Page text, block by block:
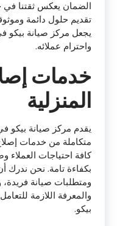
الضمان يعكس ثقتنا في
تقديم حلول دائمة
يجعل مركز صيانة بيكو
واحترام عملائه.
خدمات
المنزلية
يقدم مركز صيانة بيكو
متكاملة من خدمات
كافة احتياجات
بكفاءة تامة. نحن ندرك
ومتطلبات صيانة فريدة،
والمعرفة اللازمة
بيكو.